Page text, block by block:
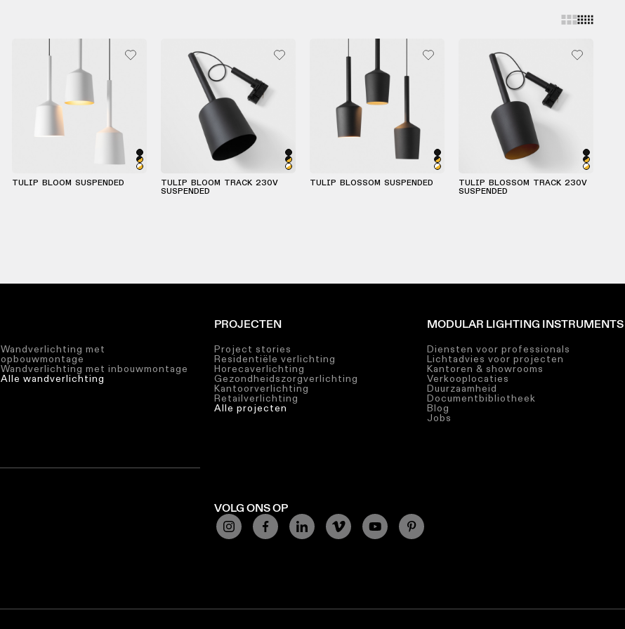
TULIP BLOOM SUSPENDED
TULIP BLOOM TRACK 230V
SUSPENDED
TULIP BLOSSOM SUSPENDED
TULIP BLOSSOM TRACK 230V
SUSPENDED
Wandverlichting met
opbouwmontage
Wandverlichting met inbouwmontage
Alle wandverlichting
PROJECTEN
Project stories
Residentiële verlichting
Horecaverlichting
Gezondheidszorgverlichting
Kantoorverlichting
Retailverlichting
Alle projecten
MODULAR LIGHTING INSTRUMENTS
Diensten voor professionals
Lichtadvies voor projecten
Kantoren & showrooms
Verkooplocaties
Duurzaamheid
Documentbibliotheek
Blog
Jobs
VOLG ONS OP